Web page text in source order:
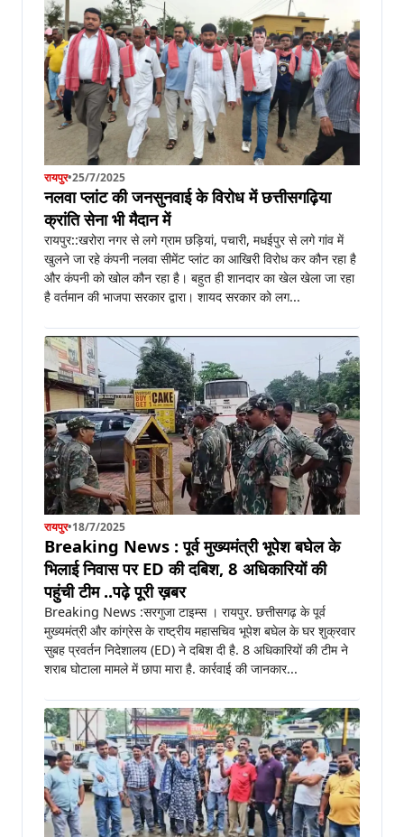
रायपुर•25/7/2025
नलवा प्लांट की जनसुनवाई के विरोध में छत्तीसगढ़िया
क्रांति सेना भी मैदान में
रायपुर::खरोरा नगर से लगे ग्राम छड़ियां, पचारी, मधईपुर से लगे गांव में
खुलने जा रहे कंपनी नलवा सीमेंट प्लांट का आखिरी विरोध कर कौन रहा है
और कंपनी को खोल कौन रहा है। बहुत ही शानदार का खेल खेला जा रहा
है वर्तमान की भाजपा सरकार द्वारा। शायद सरकार को लग...
रायपुर•18/7/2025
Breaking News : पूर्व मुख्यमंत्री भूपेश बघेल के
भिलाई निवास पर ED की दबिश, 8 अधिकारियों की
पहुंची टीम ..पढ़े पूरी ख़बर
Breaking News :सरगुजा टाइम्स । रायपुर. छत्तीसगढ़ के पूर्व
मुख्यमंत्री और कांग्रेस के राष्ट्रीय महासचिव भूपेश बघेल के घर शुक्रवार
सुबह प्रवर्तन निदेशालय (ED) ने दबिश दी है. 8 अधिकारियों की टीम ने
शराब घोटाला मामले में छापा मारा है. कार्रवाई की जानकार...